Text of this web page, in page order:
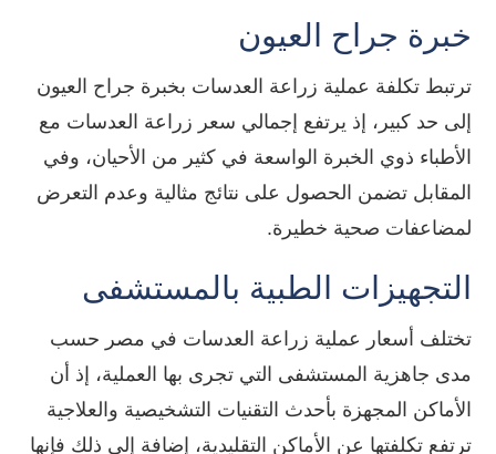
خبرة جراح العيون
ترتبط تكلفة عملية زراعة العدسات بخبرة جراح العيون
إلى حد كبير، إذ يرتفع إجمالي سعر زراعة العدسات مع
الأطباء ذوي الخبرة الواسعة في كثير من الأحيان، وفي
المقابل تضمن الحصول على نتائج مثالية وعدم التعرض
لمضاعفات صحية خطيرة.
التجهيزات الطبية بالمستشفى
تختلف أسعار عملية زراعة العدسات في مصر حسب
مدى جاهزية المستشفى التي تجرى بها العملية، إذ أن
الأماكن المجهزة بأحدث التقنيات التشخيصية والعلاجية
ترتفع تكلفتها عن الأماكن التقليدية، إضافة إلى ذلك فإنها